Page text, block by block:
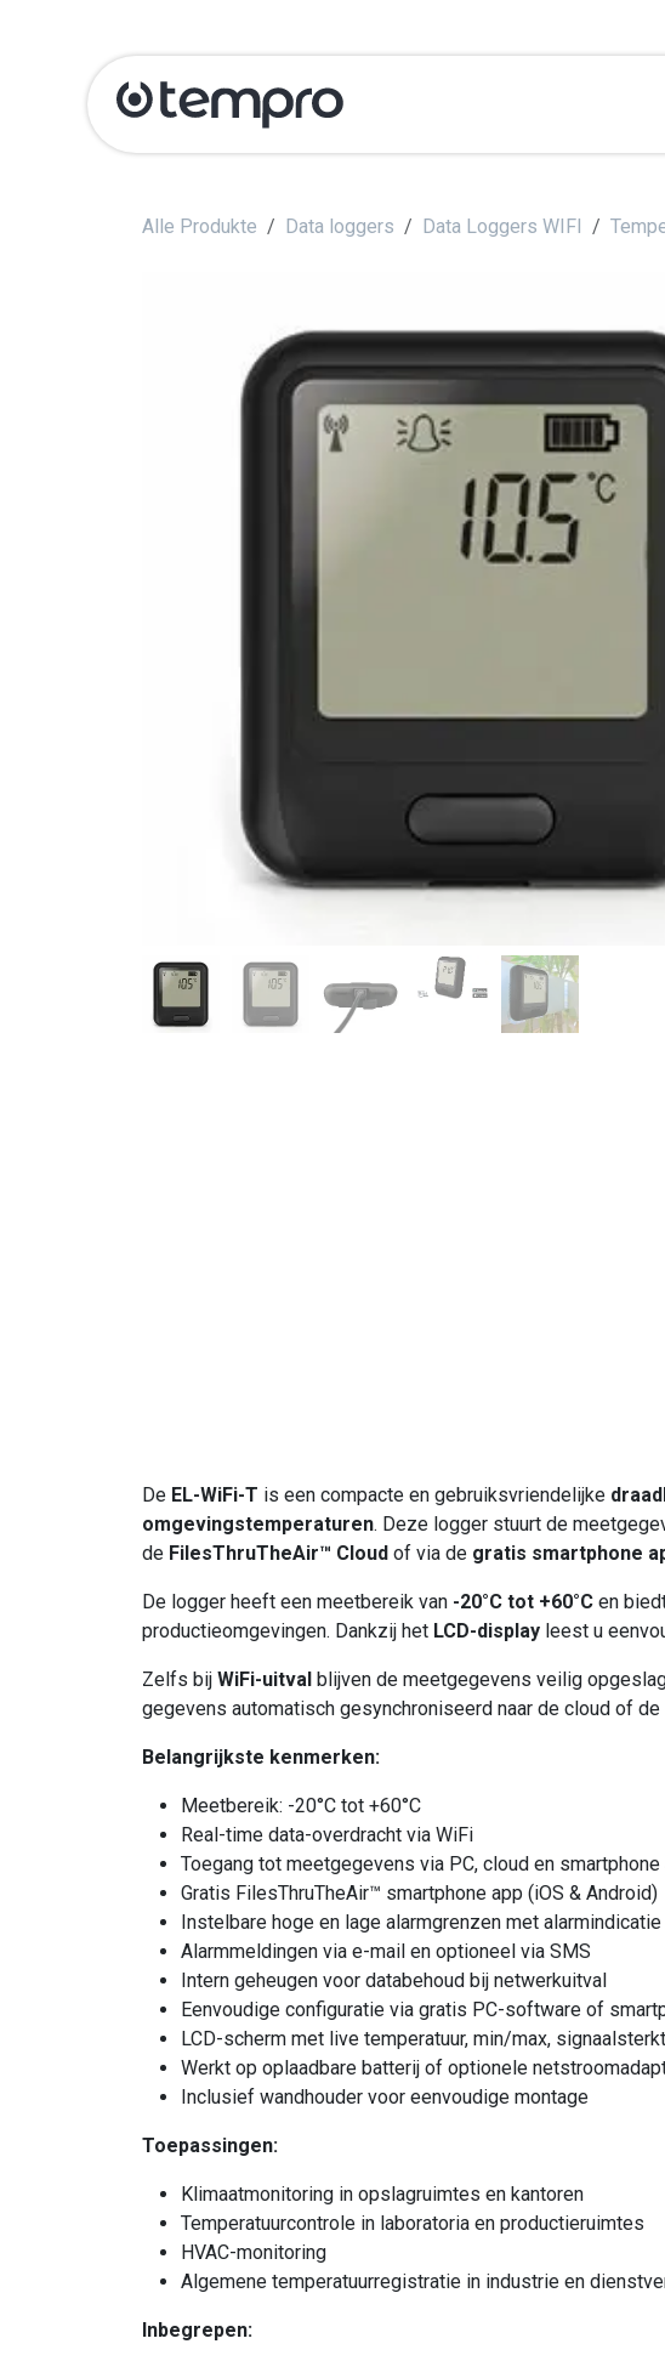
Zum Inhalt springen
Alle Produkte Data loggers Data Loggers WIFI
De EL-WiFi-T is een compacte en gebruiksvriendelijke
omgevingstemperaturen. Deze logger stuurt de
de FilesThruTheAir™ Cloud of via de gratis smartphone
De logger heeft een meetbereik van -20°C tot +60°C en
productieomgevingen. Dankzij het LCD-display leest u
Zelfs bij WiFi-uitval blijven de meetgegevens veilig
gegevens automatisch gesynchroniseerd naar de cloud of de
Belangrijkste kenmerken:
Meetbereik: -20°C tot +60°C
Real-time data-overdracht via WiFi
Toegang tot meetgegevens via PC, cloud en smartphone
Gratis FilesThruTheAir™ smartphone app (iOS & Android)
Instelbare hoge en lage alarmgrenzen met alarmindicatie
Alarmmeldingen via e-mail en optioneel via SMS
Intern geheugen voor databehoud bij netwerkuitval
Eenvoudige configuratie via gratis PC-software of
LCD-scherm met live temperatuur, min/max,
Werkt op oplaadbare batterij of optionele
Inclusief wandhouder voor eenvoudige montage
Toepassingen:
Klimaatmonitoring in opslagruimtes en kantoren
Temperatuurcontrole in laboratoria en productieruimtes
HVAC-monitoring
Algemene temperatuurregistratie in industrie en
Inbegrepen: